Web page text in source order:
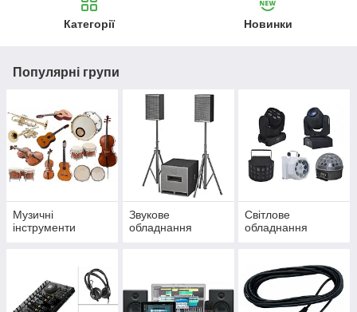
Категорії Новинки
Популярні групи
Музичні
інструменти
Звукове
обладнання
Світлове
обладнання